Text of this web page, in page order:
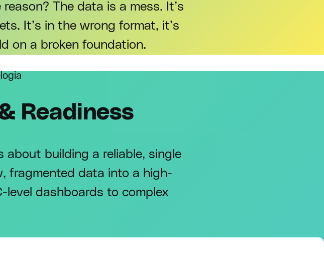
The data is a mess. It’s
It’s in the wrong format, it’s
on a broken foundation.
Readiness
about building a reliable, single
fragmented data into a high-
dashboards to complex